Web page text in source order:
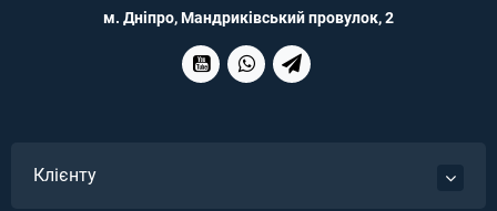
м. Дніпро, Мандриківський провулок, 2
Клієнту